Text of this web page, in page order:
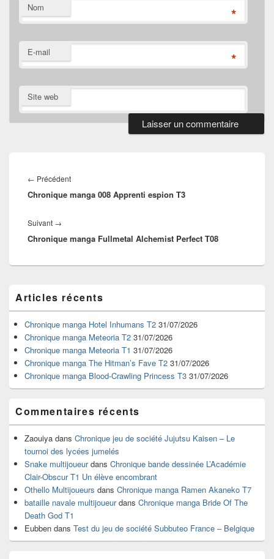
Nom *
E-mail *
Site web
de
l’article
← PrécédentArticle
précédent :
Chronique manga 008 Apprenti espion T3
Suivant →
suivant :
Chronique manga Fullmetal Alchemist Perfect T08
principale
de
widget
pour
barre
latérale
Articles récents
Chronique manga Hotel Inhumans T2 31/07/2026
Chronique manga Meteoria T2 31/07/2026
Chronique manga Meteoria T1 31/07/2026
Chronique manga The Hitman’s Fave T2 31/07/2026
Chronique manga Blood-Crawling Princess T3 31/07/2026
Commentaires récents
Zaouiya dans Chronique jeu de société Jujutsu Kaisen – Le
tournoi des lycées jumelés
Snake multijoueurdans Chronique bande dessinée L’Académie
Clair-Obscur T1 Un élève encombrant
Othello Multijoueurs dans Chronique manga Ramen Akaneko T7
bataille navale multijoueurdans Chronique manga Bride Of The
Death God T1
Eubben dans Test du jeu de société Subbuteo France – Belgique